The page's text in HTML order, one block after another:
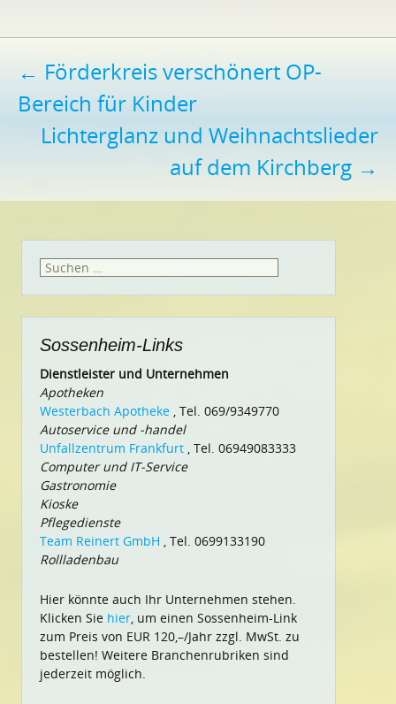
Beitragsnavigation
← Förderkreis verschönert OP-
Bereich für Kinder
Lichterglanz und Weihnachtslieder
auf dem Kirchberg →
Suchen
Sossenheim-Links
Dienstleister und Unternehmen
Apotheken
Westerbach Apotheke , Tel. 069/9349770
Autoservice und -handel
Unfallzentrum Frankfurt , Tel. 06949083333
Computer und IT-Service
Gastronomie
Kioske
Pflegedienste
Team Reinert GmbH , Tel. 0699133190
Rollladenbau
Hier könnte auch Ihr Unternehmen stehen.
Klicken Sie hier, um einen Sossenheim-Link
zum Preis von EUR 120,–/Jahr zzgl. MwSt. zu
bestellen! Weitere Branchenrubriken sind
jederzeit möglich.